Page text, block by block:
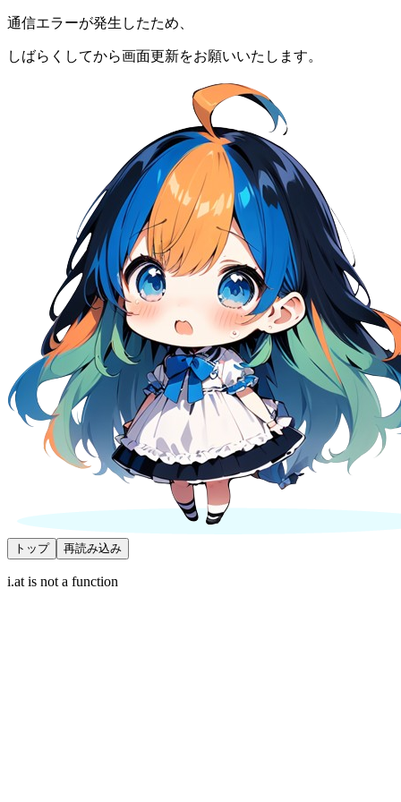
通信エラーが発生したため、
しばらくしてから画面更新をお願いいたします。
トップ 再読み込み
i.at is not a function